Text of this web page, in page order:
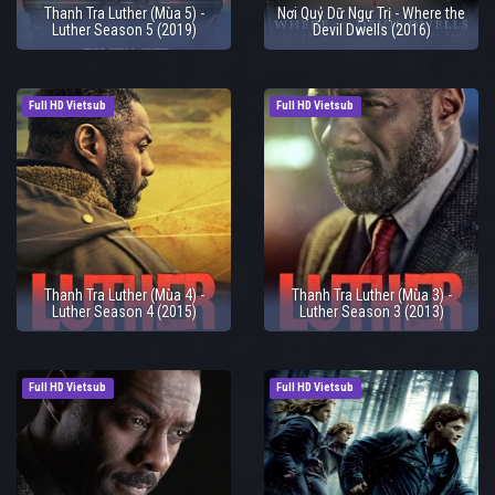
Thanh Tra Luther (Mùa 5) -
Luther Season 5 (2019)
Nơi Quỷ Dữ Ngự Trị - Where the
Devil Dwells (2016)
Full HD Vietsub
Thanh Tra Luther (Mùa 4) -
Luther Season 4 (2015)
Full HD Vietsub
Thanh Tra Luther (Mùa 3) -
Luther Season 3 (2013)
Full HD Vietsub Full HD Vietsub